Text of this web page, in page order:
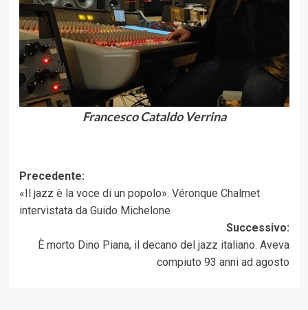
Francesco Cataldo Verrina
Navigazione
articolo
Precedente:
«Il jazz è la voce di un popolo». Véronque Chalmet
intervistata da Guido Michelone
Successivo:
È morto Dino Piana, il decano del jazz italiano. Aveva
compiuto 93 anni ad agosto